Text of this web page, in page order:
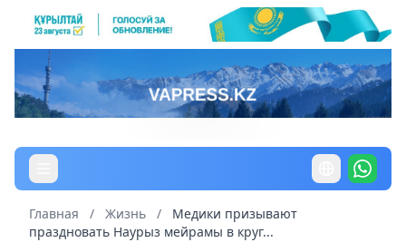
Главная / Жизнь /
Медики призывают
праздновать Наурыз мейрамы в круг...